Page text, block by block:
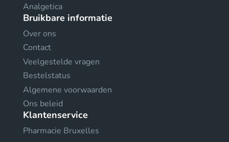
Analgetica
Bruikbare informatie
Over ons
Contact
Veelgestelde vragen
Bestelstatus
Algemene voorwaarden
Ons beleid
Klantenservice
Pharmacie Bruxelles